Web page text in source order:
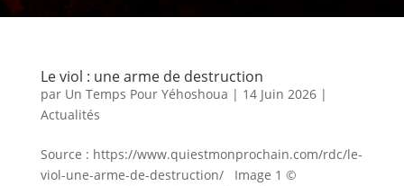
Le viol : une arme de destruction
par Un Temps Pour Yéhoshoua | 14 Juin 2026|
Actualités
Source : https://www.quiestmonprochain.com/rdc/le-
viol-une-arme-de-destruction/ Image 1 ©